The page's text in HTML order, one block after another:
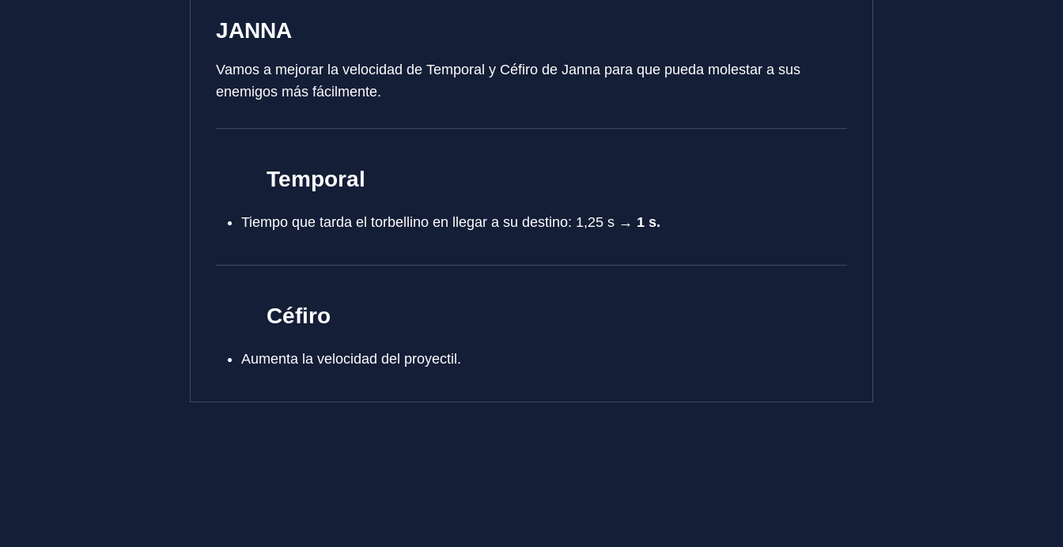
JANNA
Vamos a mejorar la velocidad de Temporal y Céfiro de Janna para que pueda molestar a sus
enemigos más fácilmente.
Temporal
Tiempo que tarda el torbellino en llegar a su destino: 1,25 s → 1 s.
Céfiro
Aumenta la velocidad del proyectil.